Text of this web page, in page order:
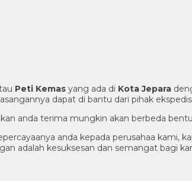
Peti Kemas yang ada di Kota Jepara
dapat di bantu dari pihak
anda terima mungkin akan berbeda
anda kepada perusahaa kami,
adalah kesuksesan dan semangat bagi